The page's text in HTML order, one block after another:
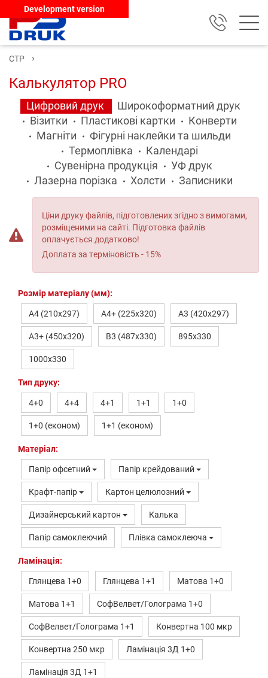
Development version
CTP
Калькулятор PRO
Цифровий друк
Широкоформатний друк
Візитки
Пластикові картки
Конверти
Магніти
Фігурні наклейки та шильди
Термоплівка
Календарі
Сувенірна продукція
УФ друк
Лазерна порізка
Холсти Записники
Ціни друку файлів, підготовлених згідно з вимогами,
розміщеними на сайті. Підготовка файлів
оплачується додатково!
Доплата за терміновість - 15%
Розмір матеріалу (мм):
А4 (210х297) A4+ (225х320) A3 (420х297)
A3+ (450х320) B3 (487х330) 895х330
1000х330
Тип друку:
4+0 4+4 4+1 1+1 1+0
1+0 (економ) 1+1 (економ)
Матеріал:
Папір офсетний Папір крейдований
Крафт-папір Картон целюлозний
Дизайнерський картон Калька
Папір самоклеючий Плівка самоклеюча
Ламінація:
Глянцева 1+0 Глянцева 1+1 Матова 1+0
Матова 1+1 СофВелвет/Голограма 1+0
СофВелвет/Голограма 1+1 Конвертна 100 мкр
Конвертна 250 мкр Ламінація 3Д 1+0
Ламінація 3Д 1+1